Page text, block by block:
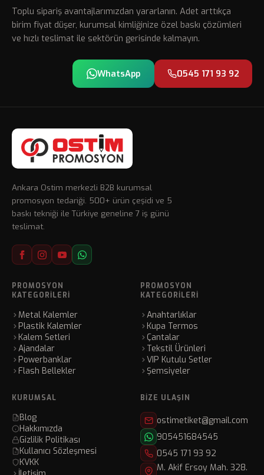
Toplu sipariş avantajlarımızdan yararlanın. Adet arttıkça
birim fiyat düşer, kurumsal kimliğinize özel baskı çözümleri
ve hızlı teslimat ile sektörün gerisinde kalmayın.
WhatsApp 0545 171 93 92
Ankara Ostim merkezli B2B kurumsal
promosyon tedariği. 500+ ürün çeşidi ve 5
baskı tekniği ile Türkiye geneline 7 iş günü
teslimat.
PROMOSYON
KATEGORILERI
Metal Kalemler
Plastik Kalemler
Kalem Setleri
Ajandalar
Powerbanklar
Flash Bellekler
PROMOSYON
KATEGORILERI
Anahtarlıklar
Kupa Termos
Çantalar
Tekstil Ürünleri
VIP Kutulu Setler
Şemsiyeler
KURUMSAL
Blog
Hakkımızda
Gizlilik Politikası
Kullanıcı Sözleşmesi
KVKK
BIZE ULAŞIN
ostimetiket@gmail.com
905451684545
0545 171 93 92
M. Akif Ersoy Mah. 328.